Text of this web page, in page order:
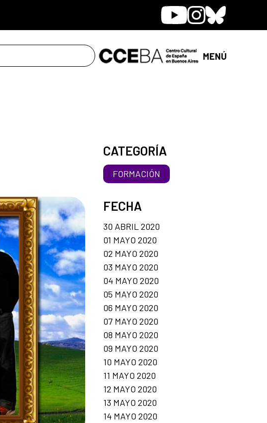
YoutubeInstagram
Bluesky
MENÚ
CATEGORÍA
FORMACIÓN
FECHA
30 ABRIL 2020
01 MAYO 2020
02 MAYO 2020
03 MAYO 2020
04 MAYO 2020
05 MAYO 2020
06 MAYO 2020
07 MAYO 2020
08 MAYO 2020
09 MAYO 2020
10 MAYO 2020
11 MAYO 2020
12 MAYO 2020
13 MAYO 2020
14 MAYO 2020